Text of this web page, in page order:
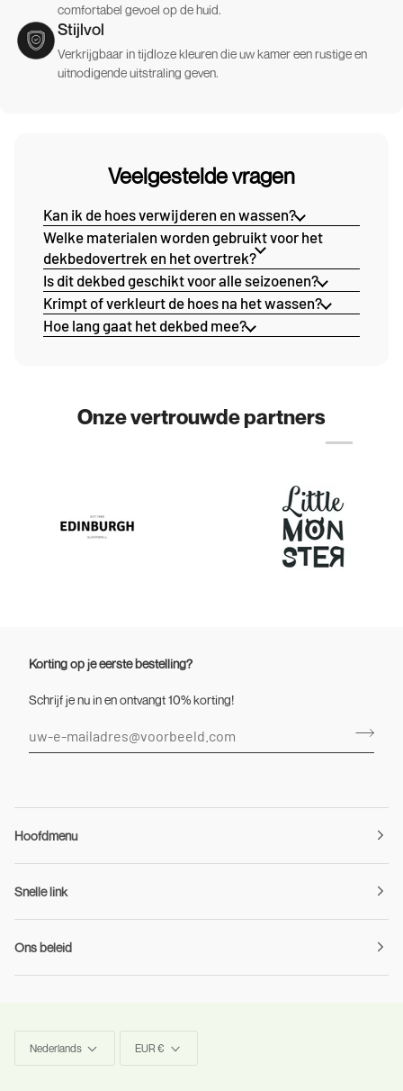
comfortabel gevoel op de huid.
Stijlvol
Verkrijgbaar in tijdloze kleuren die uw kamer een rustige en
uitnodigende uitstraling geven.
Veelgestelde vragen
Kan ik de hoes verwijderen en wassen?
Welke materialen worden gebruikt voor het
dekbedovertrek en het overtrek?
Is dit dekbed geschikt voor alle seizoenen?
Krimpt of verkleurt de hoes na het wassen?
Hoe lang gaat het dekbed mee?
Onze vertrouwde partners
Korting op je eerste bestelling?
Schrijf je nu in en ontvangt 10% korting!
Hoofdmenu
Snelle link
Ons beleid
Nederlands EUR €